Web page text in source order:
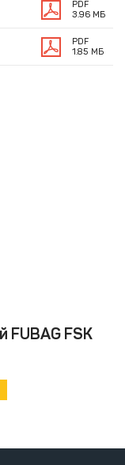
PDF
3.96 МБ
PDF
1.85 МБ
FUBAG FSK